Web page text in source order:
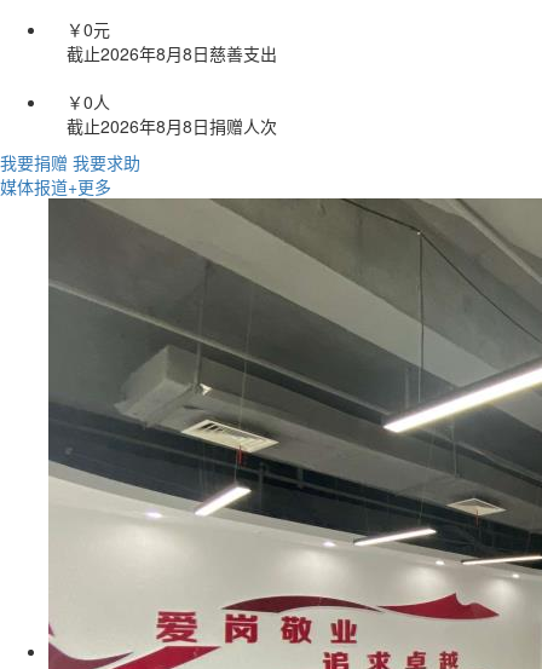
截止2026 年
日慈善支出
人
截止2026 年
日捐赠人次
我要捐赠 我要求助
媒体报道 +更多